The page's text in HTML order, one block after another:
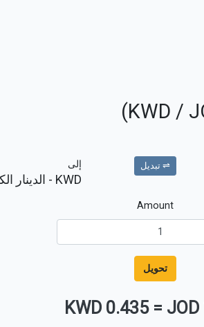
⇌ تبديل إلى
KWD - الدينار
Amount
تحويل
=
0.435 KWD